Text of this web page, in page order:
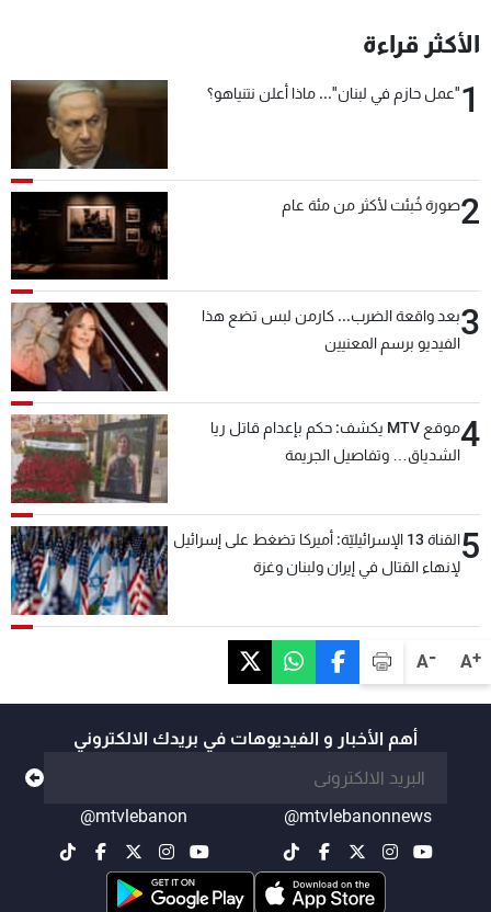
A+
A-
الأكثر قراءة
1"عمل حازم في لبنان"... ماذا أعلن نتنياهو؟
2صورة خُبئت لأكثر من مئة عام
3بعد واقعة الضرب... كارمن لبس تضع هذا
الفيديو برسم المعنيين
4
موقع MTV يكشف: حكم بإعدام قاتل ريا
الشدياق… وتفاصيل الجريمة
5
القناة 13 الإسرائيليّة: أميركا تضغط على إسرائيل
لإنهاء القتال في إيران ولبنان وغزة
أهم الأخبار و الفيديوهات في بريدك الالكتروني
@mtvlebanonnews
@mtvlebanon